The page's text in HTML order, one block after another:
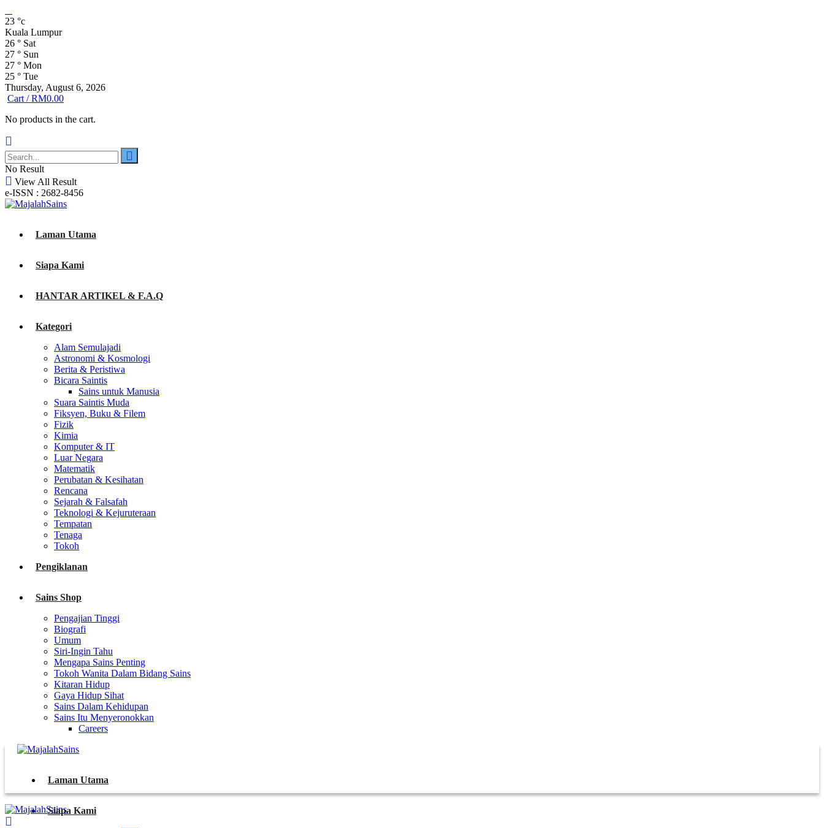
23 °c
Kuala Lumpur
26 ° Sat
27 ° Sun
27 ° Mon
25 ° Tue
Thursday, August 6, 2026
Cart /RM0.00
No products in the cart.
No Result
View All Result
e-ISSN : 2682-8456
Laman Utama
Siapa Kami
HANTAR ARTIKEL & F.A.Q
Kategori
Alam Semulajadi
Astronomi & Kosmologi
Berita & Peristiwa
Bicara Saintis
Sains untuk Manusia
Suara Saintis Muda
Fiksyen, Buku & Filem
Fizik
Kimia
Komputer & IT
Luar Negara
Matematik
Perubatan & Kesihatan
Rencana
Sejarah & Falsafah
Teknologi & Kejuruteraan
Tempatan
Tenaga
Tokoh
Pengiklanan
Sains Shop
Pengajian Tinggi
Biografi
Umum
Siri-Ingin Tahu
Mengapa Sains Penting
Tokoh Wanita Dalam Bidang Sains
Kitaran Hidup
Gaya Hidup Sihat
Sains Dalam Kehidupan
Sains Itu Menyeronokkan
Careers
Laman Utama
Siapa Kami